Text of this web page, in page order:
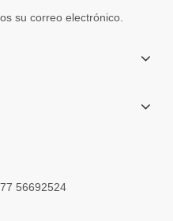
su correo electrónico.
56692524